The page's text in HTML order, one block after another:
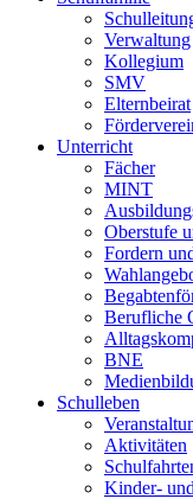
Verwaltung
Kollegium
SMV
Elternbeirat
Unterricht
Fächer
MINT
Oberstufe
Fordern
Berufliche
BNE
Schulleben
Aktivitäten
Kinder-